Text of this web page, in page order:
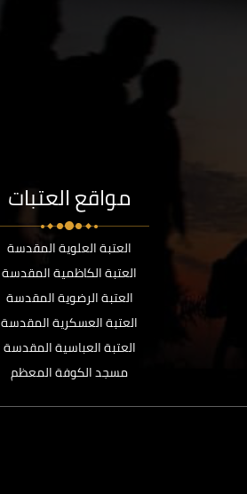
مواقع العتبات
العتبة العلوية المقدسة
العتبة الكاظمية المقدسة
العتبة الرضوية المقدسة
العتبة العسكرية المقدسة
العتبة العباسية المقدسة
مسجد الكوفة المعظم